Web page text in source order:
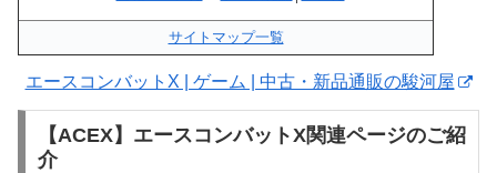
サイトマップ一覧
エースコンバットX | ゲーム | 中古・新品通販の駿河屋
【ACEX】エースコンバットX関連ページのご紹
介